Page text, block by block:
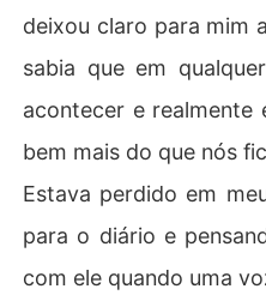
deixou claro para mim
sabia que em
acontecer e realmente
bem mais do que nós
Estava perdido em
para o diário e
com ele quando uma